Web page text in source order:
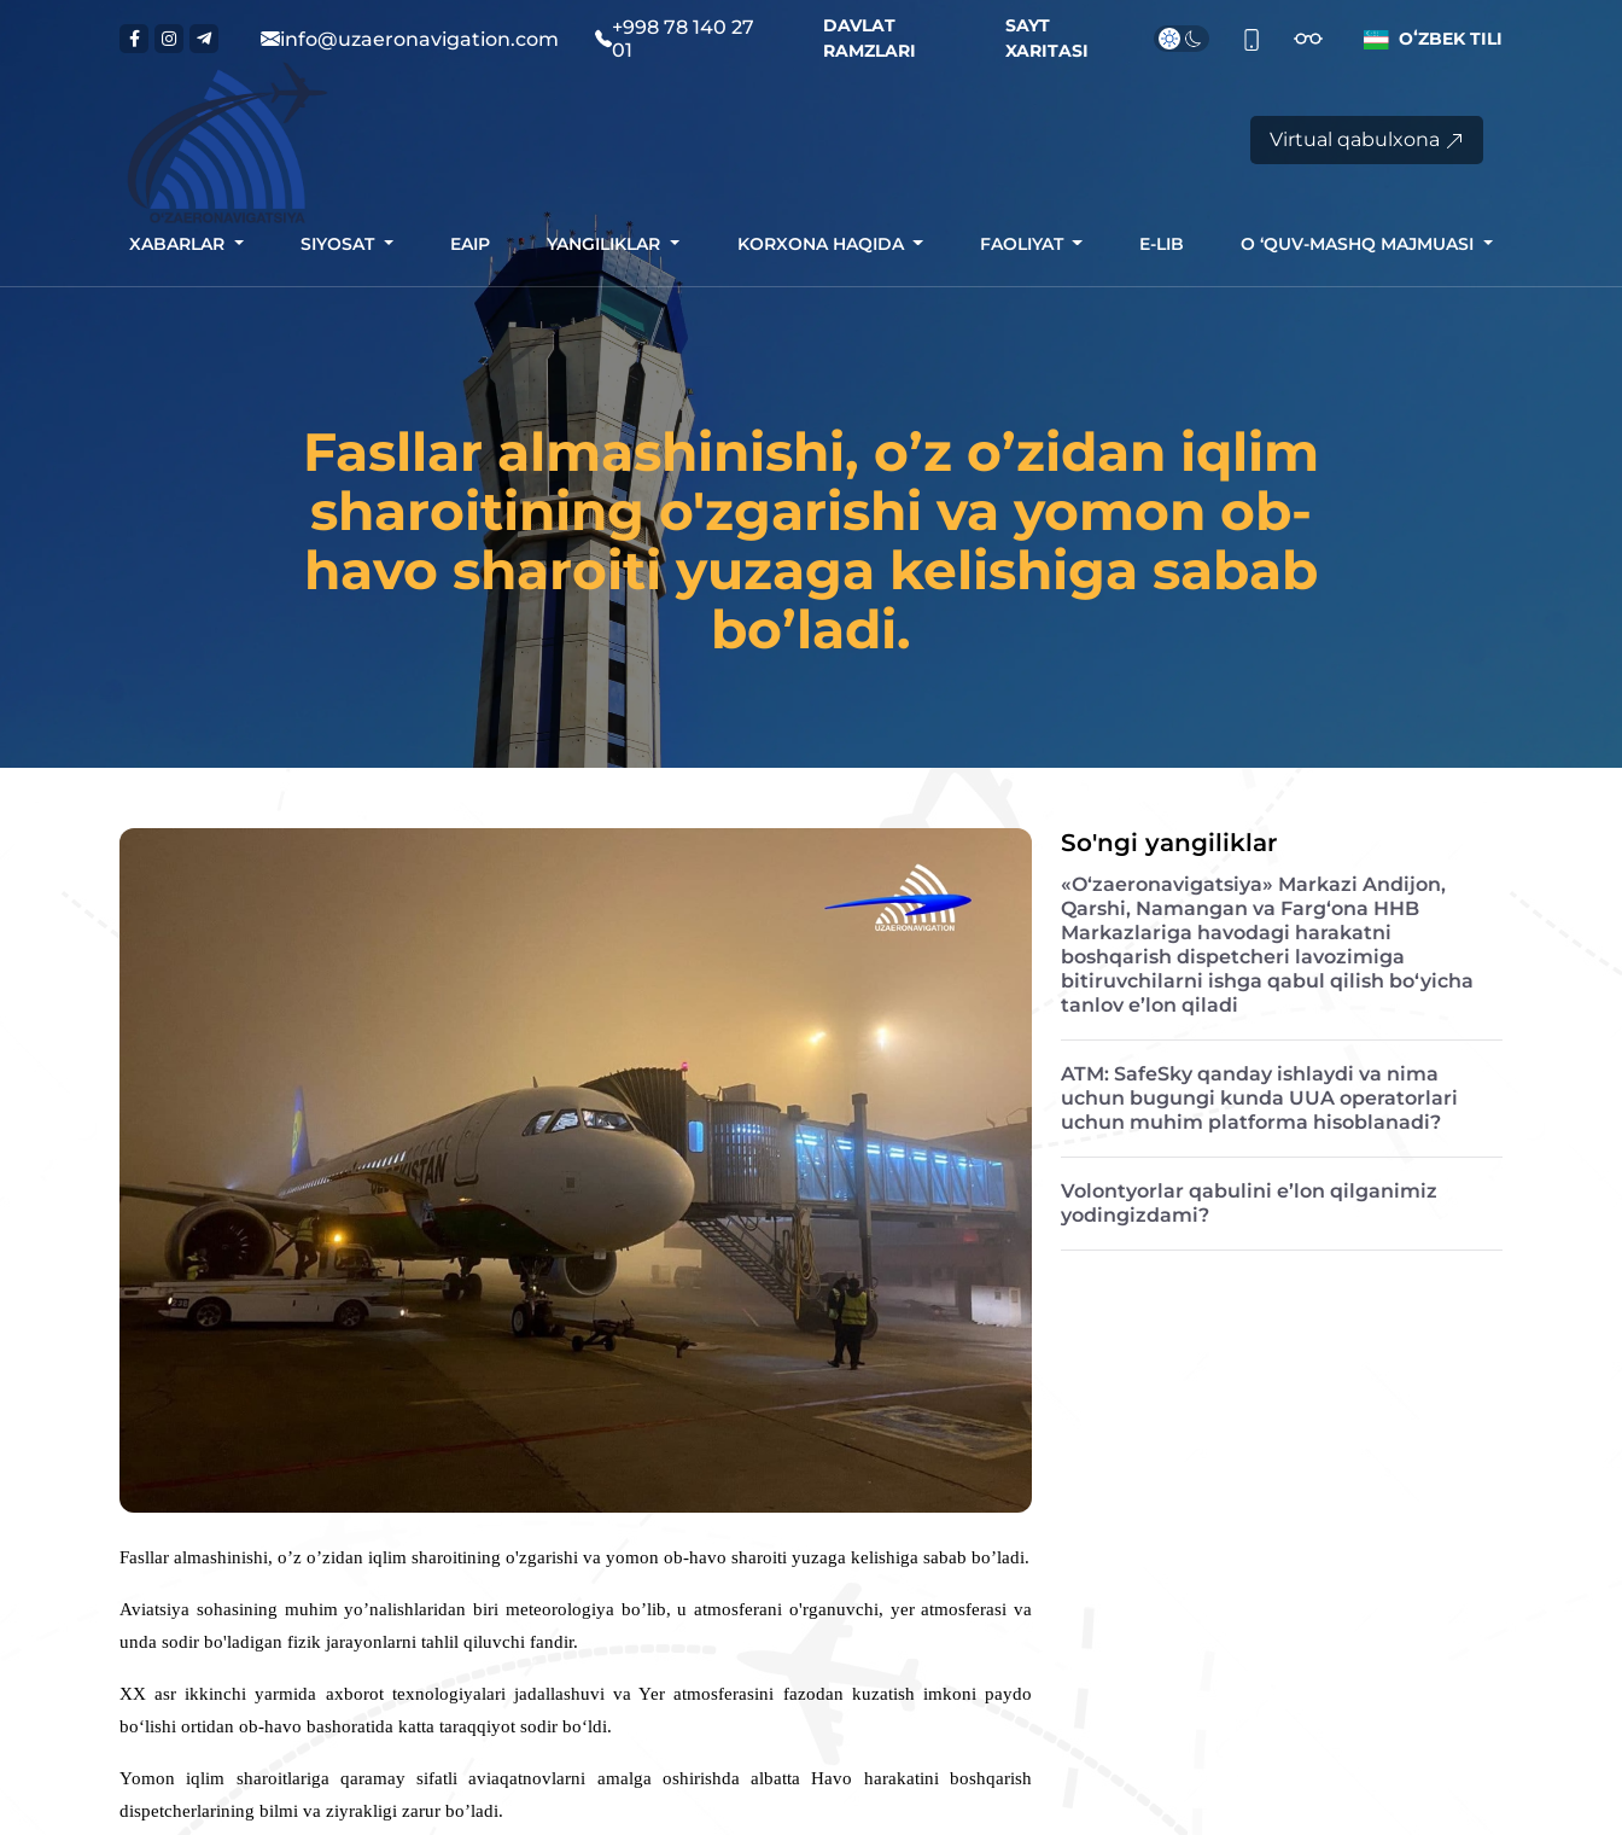
info@uzaeronavigation.com
+998 78 140 27
01
DAVLAT
RAMZLARI
SAYT
XARITASI
OʻZBEK TILI
Virtual qabulxona
XABARLAR SIYOSAT EAIP YANGILIKLAR KORXONA HAQIDA FAOLIYAT E-LIB O ‘QUV-MASHQ MAJMUASI
Fasllar almashinishi, o’z o’zidan iqlim
sharoitining o'zgarishi va yomon ob-
havo sharoiti yuzaga kelishiga sabab
bo’ladi.
Fasllar almashinishi, o’z o’zidan iqlim sharoitining o'zgarishi va yomon ob-havo sharoiti yuzaga kelishiga sabab bo’ladi.
Aviatsiya sohasining muhim yo’nalishlaridan biri meteorologiya bo’lib, u atmosferani o'rganuvchi, yer atmosferasi va
unda sodir bo'ladigan fizik jarayonlarni tahlil qiluvchi fandir.
XX asr ikkinchi yarmida axborot texnologiyalari jadallashuvi va Yer atmosferasini fazodan kuzatish imkoni paydo
boʻlishi ortidan ob-havo bashoratida katta taraqqiyot sodir boʻldi.
Yomon iqlim sharoitlariga qaramay sifatli aviaqatnovlarni amalga oshirishda albatta Havo harakatini boshqarish
dispetcherlarining bilmi va ziyrakligi zarur bo’ladi.
So'ngi yangiliklar
«O‘zaeronavigatsiya» Markazi Andijon,
Qarshi, Namangan va Farg‘ona HHB
Markazlariga havodagi harakatni
boshqarish dispetcheri lavozimiga
bitiruvchilarni ishga qabul qilish bo‘yicha
tanlov e’lon qiladi
ATM: SafeSky qanday ishlaydi va nima
uchun bugungi kunda UUA operatorlari
uchun muhim platforma hisoblanadi?
Volontyorlar qabulini e’lon qilganimiz
yodingizdami?